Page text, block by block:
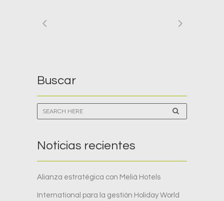
Buscar
Noticias recientes
Alianza estratégica con Meliá Hotels
International para la gestión Holiday World